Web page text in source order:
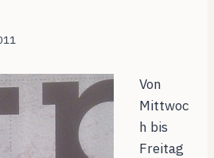
Von
Mittwoc
h bis
Freitag